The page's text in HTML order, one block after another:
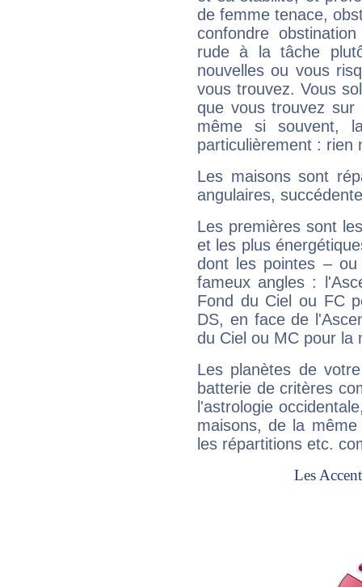
de femme tenace,
confondre
rude à la tâche
nouvelles ou vous
vous trouvez. Vous
que vous trouvez
même si souvent,
particulièrement : rien
Les maisons sont
angulaires,
Les premières sont
et les plus
dont les pointes –
fameux angles :
Fond du Ciel ou FC
DS, en face de
du Ciel ou MC pour la
Les planètes de
batterie de critères
l'astrologie
maisons, de la
les répartitions etc.